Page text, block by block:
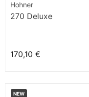
Hohner
270 Deluxe
170,10 €
NEW